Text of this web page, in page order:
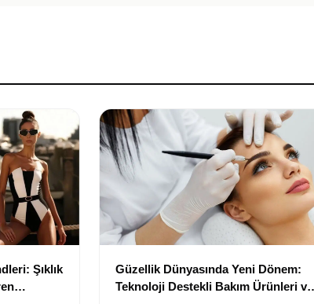
Şıklık
Güzellik Dünyasında Yeni Dönem:
Teknoloji Destekli Bakım Ürünleri ve